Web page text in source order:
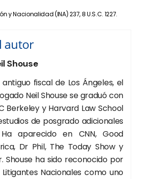
y Nacionalidad (INA) 237, 8 U.S.C. 1227.
autor
Shouse
antiguo fiscal de Los Ángeles, el
Neil Shouse se graduó con
Berkeley y Harvard Law School
de posgrado adicionales
aparecido en CNN, Good
Dr Phil, The Today Show y
Shouse ha sido reconocido por
Nacionales como uno